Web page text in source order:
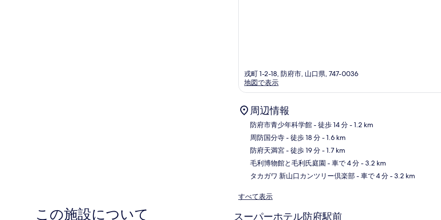
戎町 1-2-18, 防府市, 山口県, 747-0036
地図で表示
周辺情報
防府市青少年科学館- 徒歩 14 分- 1.2 km
周防国分寺- 徒歩 18 分- 1.6 km
防府天満宮- 徒歩 19 分- 1.7 km
毛利博物館と毛利氏庭園 - 車で 4 分- 3.2 km
タカガワ 新山口カンツリー倶楽部- 車で 4 分- 3.2 km
すべて表示
この施設について スーパーホテル防府駅前